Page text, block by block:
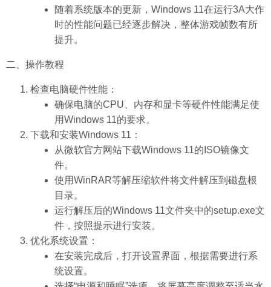
随着系统版本的更新，Windows 11在运行3A大作
时的性能问题已经逐步解决，整体游戏帧数有所
提升。
二、操作教程
检查电脑硬件性能：
确保电脑的CPU、内存和显卡等硬件性能满足使
用Windows 11的要求。
下载和安装Windows 11：
从微软官方网站下载Windows 11的ISO镜像文
件。
使用WinRAR等解压缩软件将文件解压到磁盘根
目录。
运行解压后的Windows 11文件夹中的setup.exe文
件，按照提示进行安装。
优化系统设置：
在安装完成后，打开设置界面，根据需要进行系
统设置。